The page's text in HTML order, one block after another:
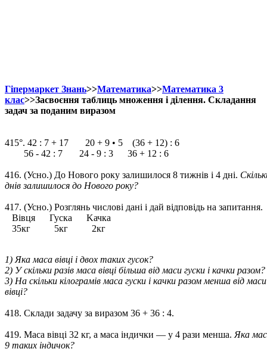
Гіпермаркет Знань>>Математика>>Математика 3
клас>>Засвоєння таблиць множення і ділення. Складання
задач за поданим виразом
415°. 42 : 7 + 17 20 + 9 • 5 (36 + 12) : 6
56 - 42 : 7 24 - 9 : 3 36 + 12 : 6
416. (Усно.) До Нового року залишилося 8 тижнів і 4 дні.
днів залишилося до Нового року?
417. (Усно.) Розглянь числові дані і дай відповідь на запитання.
Вівця Гуска Kачка
35кг 5кг 2кг
1) Яка маса вівці і двох таких гусок?
2) У скільки разів маса вівці більша від маси гуски і качки разом?
3) На скільки кілограмів маса гуски і качки разом менша від маси
вівці?
418. Склади задачу за виразом 36 + 36 : 4.
419. Маса вівці 32 кг, а маса індички — у 4 рази менша. Яка
9 таких індичок?